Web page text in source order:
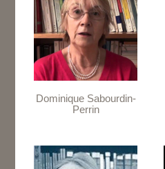
Dominique Sabourdin-
Perrin